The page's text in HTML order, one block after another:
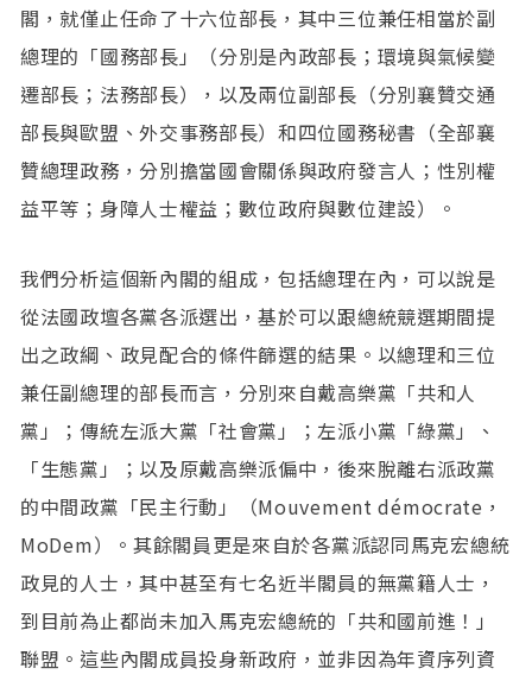
閣，就僅止任命了十六位部長，其中三位兼任相當於副
總理的「國務部長」（分別是內政部長；環境與氣候變
遷部長；法務部長），以及兩位副部長（分別襄贊交通
部長與歐盟、外交事務部長）和四位國務秘書（全部襄
贊總理政務，分別擔當國會關係與政府發言人；性別權
益平等；身障人士權益；數位政府與數位建設）。
我們分析這個新內閣的組成，包括總理在內，可以說是
從法國政壇各黨各派選出，基於可以跟總統競選期間提
出之政綱、政見配合的條件篩選的結果。以總理和三位
兼任副總理的部長而言，分別來自戴高樂黨「共和人
黨」；傳統左派大黨「社會黨」；左派小黨「綠黨」、
「生態黨」；以及原戴高樂派偏中，後來脫離右派政黨
的中間政黨「民主行動」（Mouvement démocrate，
MoDem）。其餘閣員更是來自於各黨派認同馬克宏總統
政見的人士，其中甚至有七名近半閣員的無黨籍人士，
到目前為止都尚未加入馬克宏總統的「共和國前進！」
聯盟。這些內閣成員投身新政府，並非因為年資序列資